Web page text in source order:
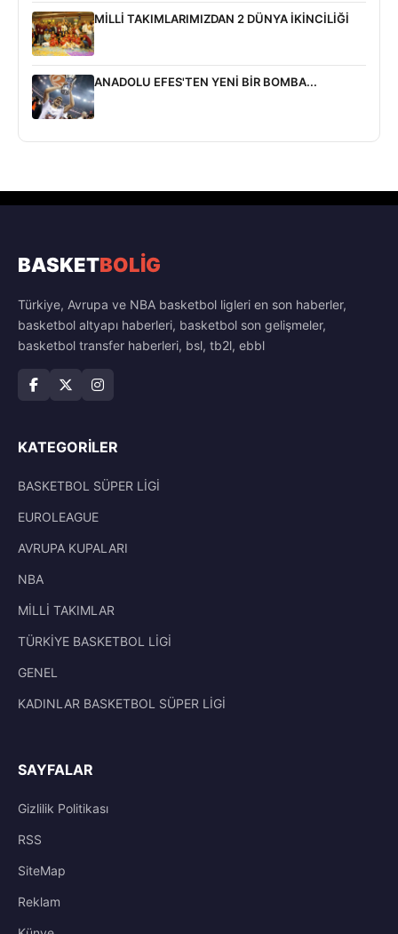
MİLLİ TAKIMLARIMIZDAN 2 DÜNYA İKİNCİLİĞİ
ANADOLU EFES'TEN YENİ BİR BOMBA...
BASKETBOLİG
Türkiye, Avrupa ve NBA basketbol ligleri en son haberler,
basketbol altyapı haberleri, basketbol son gelişmeler,
basketbol transfer haberleri, bsl, tb2l, ebbl
KATEGORILER
BASKETBOL SÜPER LİGİ
EUROLEAGUE
AVRUPA KUPALARI
NBA
MİLLİ TAKIMLAR
TÜRKİYE BASKETBOL LİGİ
GENEL
KADINLAR BASKETBOL SÜPER LİGİ
SAYFALAR
Gizlilik Politikası
RSS
SiteMap
Reklam